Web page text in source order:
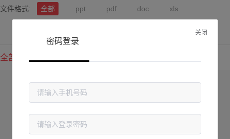
文件格式: 全部 ppt pdf doc xls
全部方案
关闭
密码登录